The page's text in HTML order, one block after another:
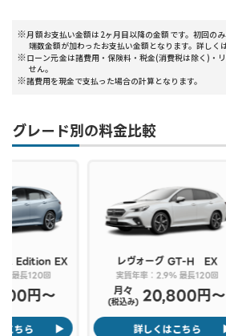
月額お支払い金額は2ヶ月目以降の金額です。初回の
端数金額が加わったお支払い金額となります。詳しく
ローン元金は諸費用・保険料・税金(消費税は除く)・
せん。
諸費用を現金で支払った場合の計算となります。
グレード別の料金比較
レヴォーグ GT-H EX
実質年率：2.9% 最長120回
月々
(税込み) 20,800円〜
詳しくはこちら
レヴ
実
月々
(税込